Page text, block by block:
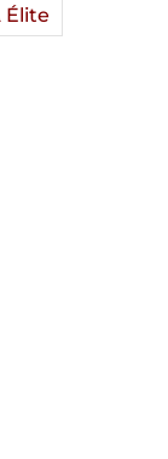
Élite